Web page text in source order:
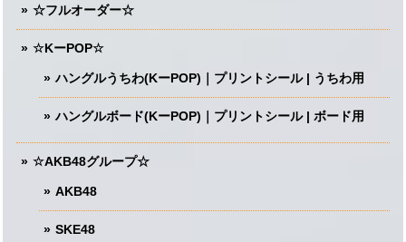
☆フルオーダー☆
☆KーPOP☆
ハングルうちわ(KーPOP)｜プリントシール | うちわ用
ハングルボード(KーPOP)｜プリントシール | ボード用
☆AKB48グループ☆
AKB48
SKE48